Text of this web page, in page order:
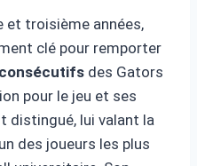
et troisième années,
clé pour remporter
des Gators
pour le jeu et ses
distingué, lui valant la
des joueurs les plus